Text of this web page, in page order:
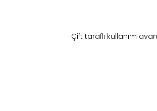
Çift taraflı kullanım